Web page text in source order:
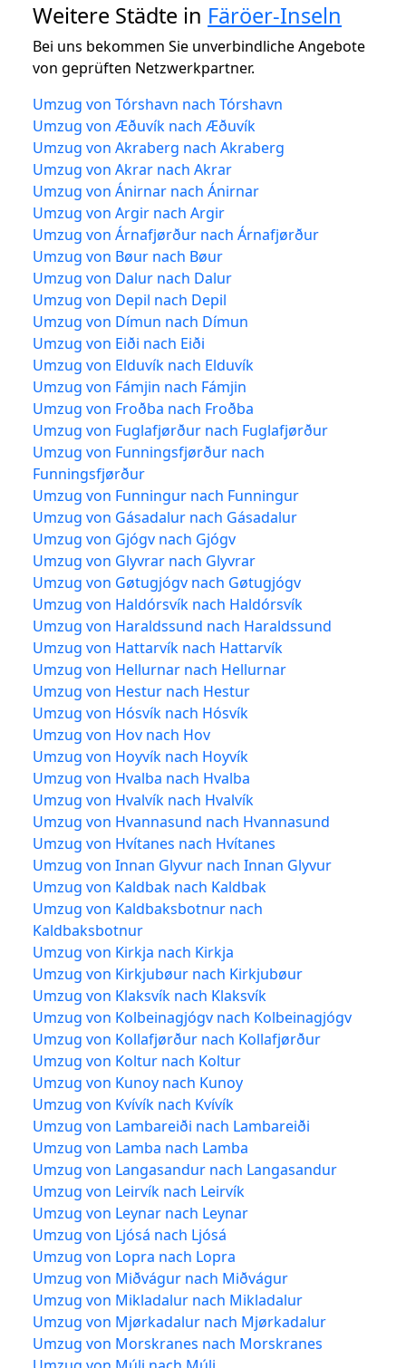
Weitere Städte in Färöer-Inseln
Bei uns bekommen Sie unverbindliche Angebote
von geprüften Netzwerkpartner.
Umzug von Tórshavn nach Tórshavn
Umzug von Æðuvík nach Æðuvík
Umzug von Akraberg nach Akraberg
Umzug von Akrar nach Akrar
Umzug von Ánirnar nach Ánirnar
Umzug von Argir nach Argir
Umzug von Árnafjørður nach Árnafjørður
Umzug von Bøur nach Bøur
Umzug von Dalur nach Dalur
Umzug von Depil nach Depil
Umzug von Dímun nach Dímun
Umzug von Eiði nach Eiði
Umzug von Elduvík nach Elduvík
Umzug von Fámjin nach Fámjin
Umzug von Froðba nach Froðba
Umzug von Fuglafjørður nach Fuglafjørður
Umzug von Funningsfjørður nach
Funningsfjørður
Umzug von Funningur nach Funningur
Umzug von Gásadalur nach Gásadalur
Umzug von Gjógv nach Gjógv
Umzug von Glyvrar nach Glyvrar
Umzug von Gøtugjógv nach Gøtugjógv
Umzug von Haldórsvík nach Haldórsvík
Umzug von Haraldssund nach Haraldssund
Umzug von Hattarvík nach Hattarvík
Umzug von Hellurnar nach Hellurnar
Umzug von Hestur nach Hestur
Umzug von Hósvík nach Hósvík
Umzug von Hov nach Hov
Umzug von Hoyvík nach Hoyvík
Umzug von Hvalba nach Hvalba
Umzug von Hvalvík nach Hvalvík
Umzug von Hvannasund nach Hvannasund
Umzug von Hvítanes nach Hvítanes
Umzug von Innan Glyvur nach Innan Glyvur
Umzug von Kaldbak nach Kaldbak
Umzug von Kaldbaksbotnur nach
Kaldbaksbotnur
Umzug von Kirkja nach Kirkja
Umzug von Kirkjubøur nach Kirkjubøur
Umzug von Klaksvík nach Klaksvík
Umzug von Kolbeinagjógv nach Kolbeinagjógv
Umzug von Kollafjørður nach Kollafjørður
Umzug von Koltur nach Koltur
Umzug von Kunoy nach Kunoy
Umzug von Kvívík nach Kvívík
Umzug von Lambareiði nach Lambareiði
Umzug von Lamba nach Lamba
Umzug von Langasandur nach Langasandur
Umzug von Leirvík nach Leirvík
Umzug von Leynar nach Leynar
Umzug von Ljósá nach Ljósá
Umzug von Lopra nach Lopra
Umzug von Miðvágur nach Miðvágur
Umzug von Mikladalur nach Mikladalur
Umzug von Mjørkadalur nach Mjørkadalur
Umzug von Morskranes nach Morskranes